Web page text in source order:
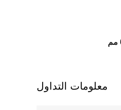
معلومات التداول